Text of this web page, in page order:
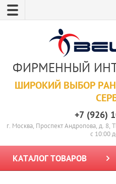
ФИРМЕННЫЙ
ШИРОКИЙ ВЫБОР
+7 (926)
г. Москва, Проспект Андропова, д. 8,
с 10:00
КАТАЛОГ ТОВАРОВ